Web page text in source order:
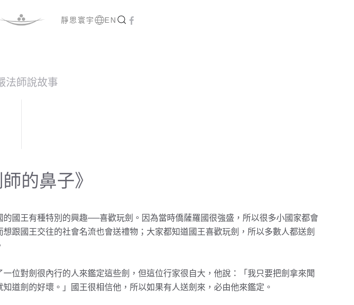
靜思寰宇 EN
法師說故事
師的鼻子》
的國王有種特別的興趣──喜歡玩劍。因為當時僑薩羅國很強盛，所以很多小國家都會
想跟國王交往的社會名流也會送禮物；大家都知道國王喜歡玩劍，所以多數人都送劍
一位對劍很內行的人來鑑定這些劍，但這位行家很自大，他說：「我只要把劍拿來聞
知道劍的好壞。」國王很相信他，所以如果有人送劍來，必由他來鑑定。